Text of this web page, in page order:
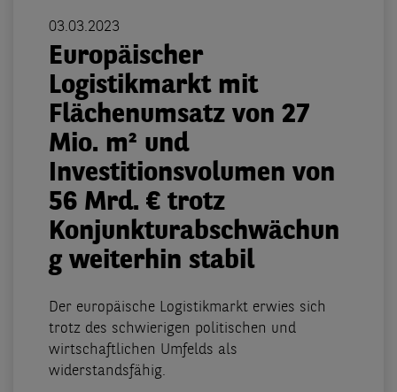
03.03.2023
Europäischer
Logistikmarkt mit
Flächenumsatz von 27
Mio. m² und
Investitionsvolumen von
56 Mrd. € trotz
Konjunkturabschwächun
g weiterhin stabil
Der europäische Logistikmarkt erwies sich
trotz des schwierigen politischen und
wirtschaftlichen Umfelds als
widerstandsfähig.